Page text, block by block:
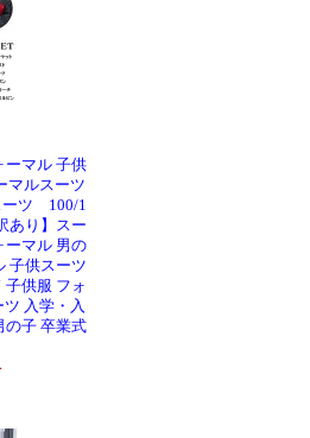
ーマル 子供
マルスーツ
ーツ 100/1
あり】スー
マル 男の
子供スーツ
子供服 フォ
入学・入
の子 卒業式